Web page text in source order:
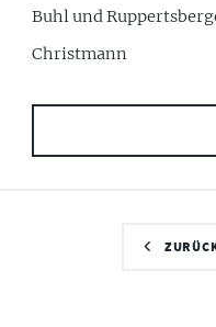
Buhl und
Christmann